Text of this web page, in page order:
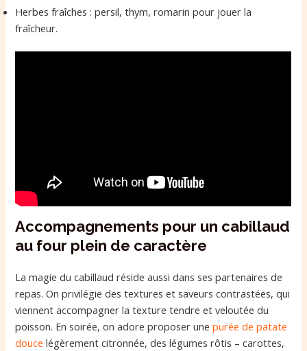
Herbes fraîches : persil, thym, romarin pour jouer la
fraîcheur.
Accompagnements pour un cabillaud
au four plein de caractère
La magie du cabillaud réside aussi dans ses partenaires de
repas. On privilégie des textures et saveurs contrastées, qui
viennent accompagner la texture tendre et veloutée du
poisson. En soirée, on adore proposer unepurée de patate
douce légèrement citronnée, des légumes rôtis – carottes,